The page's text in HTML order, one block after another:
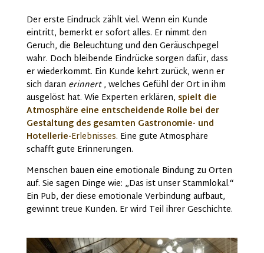
Der erste Eindruck zählt viel. Wenn ein Kunde
eintritt, bemerkt er sofort alles. Er nimmt den
Geruch, die Beleuchtung und den Geräuschpegel
wahr. Doch bleibende Eindrücke sorgen dafür, dass
er wiederkommt. Ein Kunde kehrt zurück, wenn er
sich daran erinnert, welches Gefühl der Ort in ihm
ausgelöst hat. Wie Experten erklären, spielt die
Atmosphäre eine entscheidende Rolle bei der
Gestaltung des gesamten Gastronomie- und
Hotellerie-Erlebnisses. Eine gute Atmosphäre
schafft gute Erinnerungen.
Menschen bauen eine emotionale Bindung zu Orten
auf. Sie sagen Dinge wie: „Das ist unser Stammlokal.“
Ein Pub, der diese emotionale Verbindung aufbaut,
gewinnt treue Kunden. Er wird Teil ihrer Geschichte.